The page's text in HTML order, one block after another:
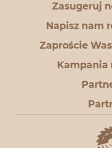
Zasugeruj
Napisz nam
Zaproście
Kampania